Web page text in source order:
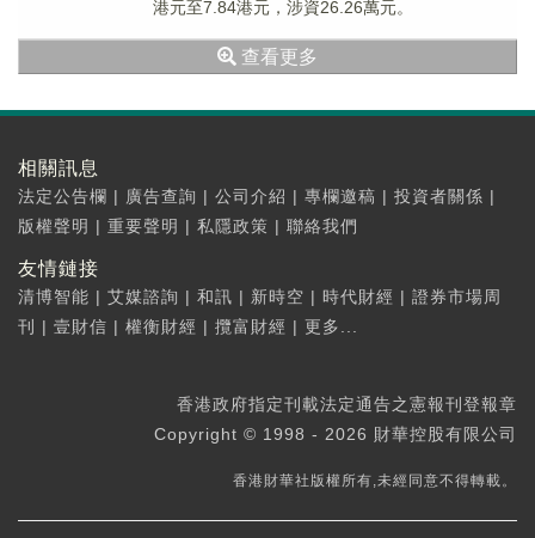
港元至7.84港元，涉資26.26萬元。
查看更多
相關訊息
法定公告欄 | 廣告查詢 | 公司介紹 | 專欄邀稿 | 投資者關係 |
版權聲明 | 重要聲明 | 私隱政策 | 聯絡我們
友情鏈接
清博智能 | 艾媒諮詢 | 和訊 | 新時空 | 時代財經 | 證券市場周
刊
| 壹財信 | 權衡財經 | 攬富財經 | 更多...
香港政府指定刊載法定通告之憲報刊登報章
Copyright © 1998 - 2026 財華控股有限公司
香港財華社版權所有,未經同意不得轉載。